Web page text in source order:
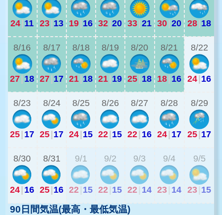
24|11 23|13 19|16 32|20 33|21 30|20 28|18
8/16
27| 18
8/17
27|17
8/18
21|18
8/19
21|19
8/20
25| 18
8/21
18| 16
8/22
24|16
8/23
25| 17
8/24
25|17
8/25
24|15
8/26
22|15
8/27
22| 16
8/28
24| 17
8/29
25|17
8/30
24| 16
8/31
25|16
9/1
22 15
9/2
22 15
9/3
22 14
9/4
23 14
9/5
23 15
90日間気温(最高・最低気温)